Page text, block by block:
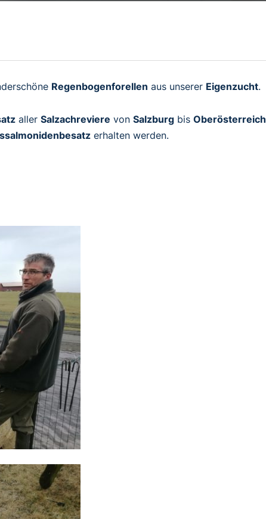
Regenbogenforellen aus unserer Eigenzucht.
aller Salzachreviere von Salzburg bis Oberösterreich
erhalten werden.